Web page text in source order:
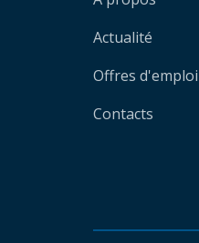
Actualité
Offres d'emploi
Contacts